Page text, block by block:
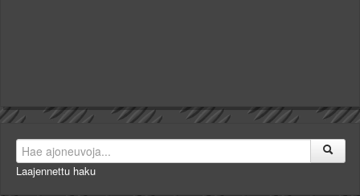
Laajennettu haku